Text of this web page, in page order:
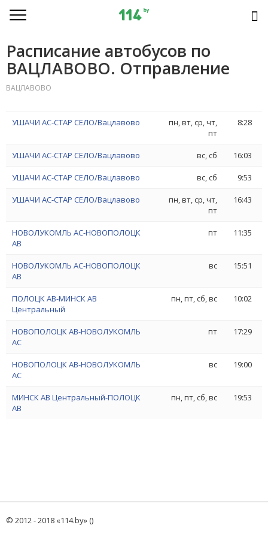
Расписание автобусов по
ВАЦЛАВОВО. Отправление
ВАЦЛАВОВО
УШАЧИ АС-СТАР СЕЛО/Вацлавово
пн, вт, ср, чт,
пт
8:28
УШАЧИ АС-СТАР СЕЛО/Вацлавово вс, сб 16:03
УШАЧИ АС-СТАР СЕЛО/Вацлавово вс, сб 9:53
УШАЧИ АС-СТАР СЕЛО/Вацлавово
пн, вт, ср, чт,
пт
16:43
НОВОЛУКОМЛЬ АС-НОВОПОЛОЦК
АВ
пт 11:35
НОВОЛУКОМЛЬ АС-НОВОПОЛОЦК
АВ
вс 15:51
ПОЛОЦК АВ-МИНСК АВ
Центральный
пн, пт, сб, вс 10:02
НОВОПОЛОЦК АВ-НОВОЛУКОМЛЬ
АС
пт 17:29
НОВОПОЛОЦК АВ-НОВОЛУКОМЛЬ
АС
вс 19:00
МИНСК АВ Центральный-ПОЛОЦК
АВ
пн, пт, сб, вс 19:53
© 2012 - 2018 «114.by» ()